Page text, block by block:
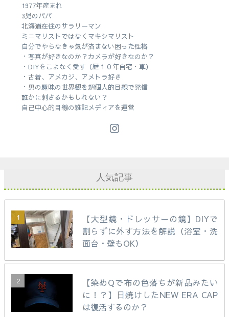
1977年産まれ
3児のパパ
北海道在住のサラリーマン
ミニマリストではなくマキシマリスト
自分でやらなきゃ気が済まない困った性格
・写真が好きなのか？カメラが好きなのか？
・DIYをこよなく愛す（歴１０年自宅・車）
・古着、アメカジ、アメトラ好き
・男の趣味の世界観を超個人的目線で発信
誰かに刺さるかもしれない？
自己中心的目線の雑記メディアを運営
人気記事
【大型鏡・ドレッサーの鏡】DIYで
割らずに外す方法を解説（浴室・洗
面台・壁もOK）
【染めQで布の色落ちが新品みたい
に！？】日焼けしたNEW ERA CAP
は復活するのか？